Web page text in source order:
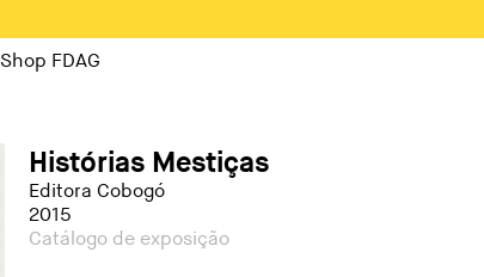
Shop FDAG
Histórias Mestiças
Editora Cobogó
2015
Catálogo de exposição